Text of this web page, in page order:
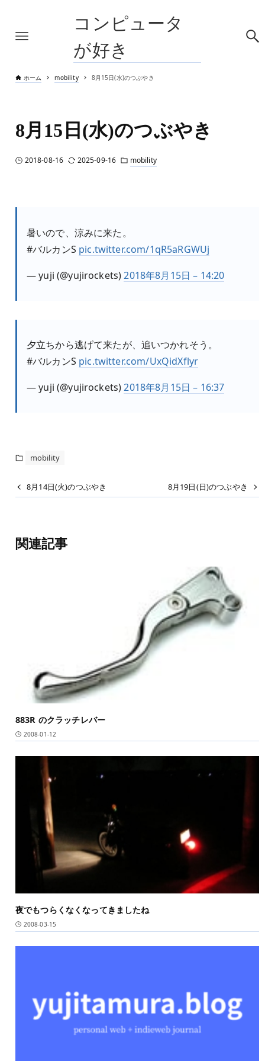
コンピュータ
が好き
ホーム mobility 8月15日(水)のつぶやき
8月15日(水)のつぶやき
2018-08-16 2025-09-16 mobility
暑いので、涼みに来た。
#バルカンS pic.twitter.com/1qR5aRGWUj
— yuji (@yujirockets)2018年8月15日 – 14:20
夕立ちから逃げて来たが、追いつかれそう。
#バルカンS pic.twitter.com/UxQidXflyr
— yuji (@yujirockets)2018年8月15日 – 16:37
mobility
8月14日(火)のつぶやき 8月19日(日)のつぶやき
関連記事
883R のクラッチレバー
2008-01-12
夜でもつらくなくなってきましたね
2008-03-15